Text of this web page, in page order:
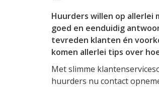
Huurders willen op allerlei
goed en eenduidig
tevreden klanten én
komen allerlei tips over
Met slimme
huurders nu contact